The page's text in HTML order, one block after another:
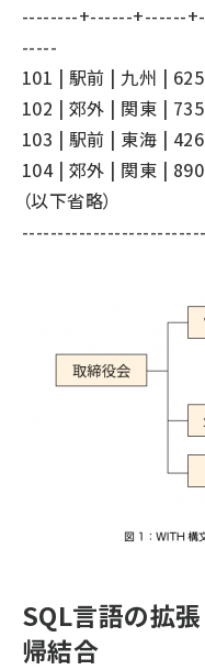
--------+------+------
-----
101 | 駅前 | 九州 |
102 | 郊外 | 関東 |
103 | 駅前 | 東海 |
104 | 郊外 | 関東 |
（以下省略）
SQL言語の拡張
帰結合